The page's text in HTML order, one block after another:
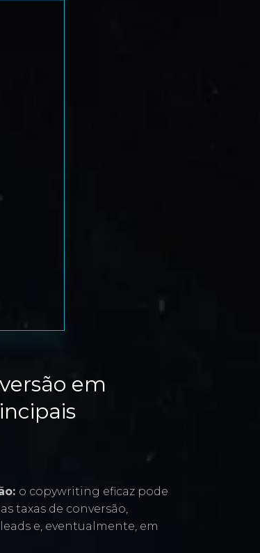
em
o copywriting eficaz pode
taxas de conversão,
e, eventualmente, em